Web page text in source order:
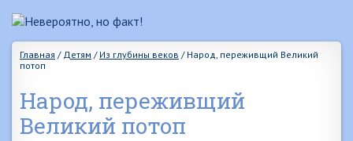
Главная / Детям / Из глубины веков / Народ, переживщий Великий
потоп
Народ, переживщий
Великий потоп